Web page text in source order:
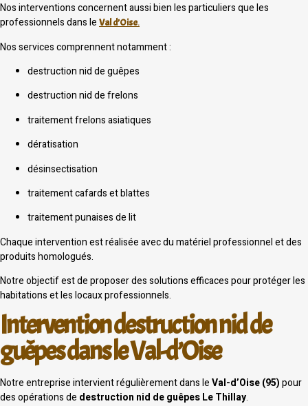
Nos interventions concernent aussi bien les particuliers que les
professionnels dans le Val d’Oise.
Nos services comprennent notamment :
destruction nid de guêpes
destruction nid de frelons
traitement frelons asiatiques
dératisation
désinsectisation
traitement cafards et blattes
traitement punaises de lit
Chaque intervention est réalisée avec du matériel professionnel et des
produits homologués.
Notre objectif est de proposer des solutions efficaces pour protéger les
habitations et les locaux professionnels.
Intervention destruction nid de
guêpes dans le Val-d’Oise
Notre entreprise intervient régulièrement dans leVal-d’Oise (95)pour
des opérations de destruction nid de guêpes Le Thillay.